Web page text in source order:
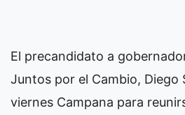
El precandidato a
Juntos por el Cambio, Diego
viernes Campana para